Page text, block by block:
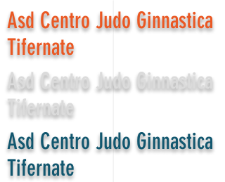
Asd Centro Judo Ginnastica
Tifernate
Asd Centro Judo Ginnastica
Tifernate
Asd Centro Judo Ginnastica
Tifernate